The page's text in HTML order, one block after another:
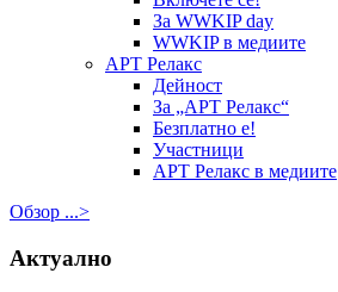
За WWKIP day
WWKIP в медиите
АРТ Релакс
Дейност
За „АРТ Релакс“
Безплатно е!
Участници
АРТ Релакс в медиите
Обзор ...>
Актуално